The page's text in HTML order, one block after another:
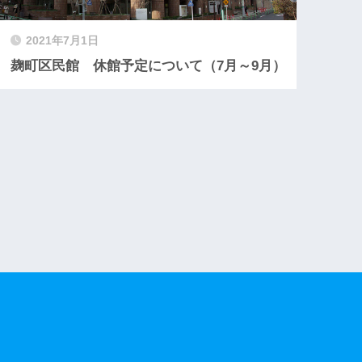
2021年7月1日
麹町区民館 休館予定について（7月～9月）